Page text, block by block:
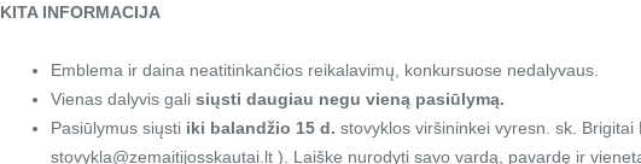
KITA INFORMACIJA
Emblema ir daina neatitinkančios reikalavimų, konkursuose nedalyvaus.
Vienas dalyvis gali siųsti daugiau negu vieną pasiūlymą.
Pasiūlymus siųsti iki balandžio 15 d. stovyklos viršininkei vyresn. sk. Brigitai
stovykla@zemaitijosskautai.lt ). Laiške nurodyti savo vardą, pavardę ir